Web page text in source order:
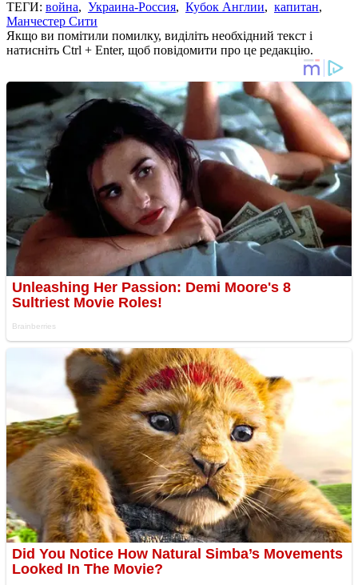
ТЕГИ: война, Украина-Россия, Кубок Англии, капитан,
Манчестер Сити
Якщо ви помітили помилку, виділіть необхідний текст і
натисніть Ctrl + Enter, щоб повідомити про це редакцію.